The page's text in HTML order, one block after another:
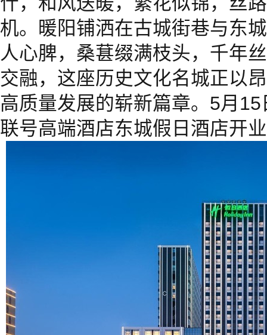
机。暖阳铺洒在古城街巷与东
人心脾，桑葚缀满枝头，千年
交融，这座历史文化名城正以
高质量发展的崭新篇章。5月
联号高端酒店东城假日酒店开